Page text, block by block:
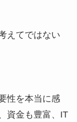
えてではない
性を本当に感
資金も豊富、IT